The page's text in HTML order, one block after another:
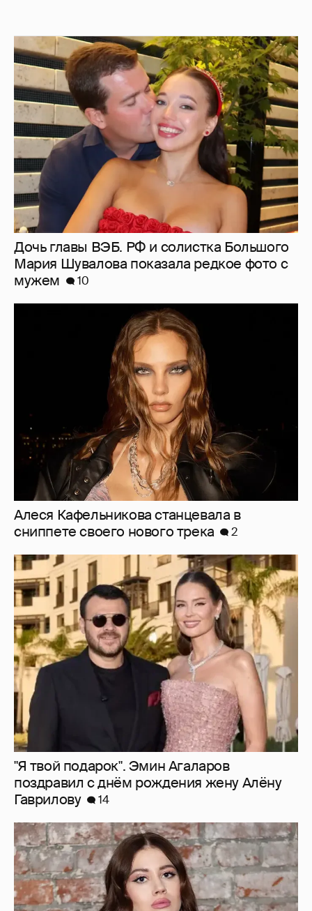
Дочь главы ВЭБ. РФ и солистка Большого
Мария Шувалова показала редкое фото с
мужем
10
Алеся Кафельникова станцевала в
сниппете своего нового трека
"Я твой подарок". Эмин Агаларов
поздравил с днём рождения жену Алёну
Гаврилову
14
Олесю Иванченко раскритиковали за
поддержку фильма "Колобок"
19